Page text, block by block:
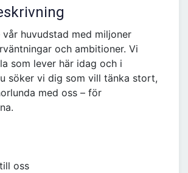
vår huvudstad med miljoner
och ambitioner. Vi
som lever här idag och i
söker vi dig som vill tänka stort,
med oss – för
oss